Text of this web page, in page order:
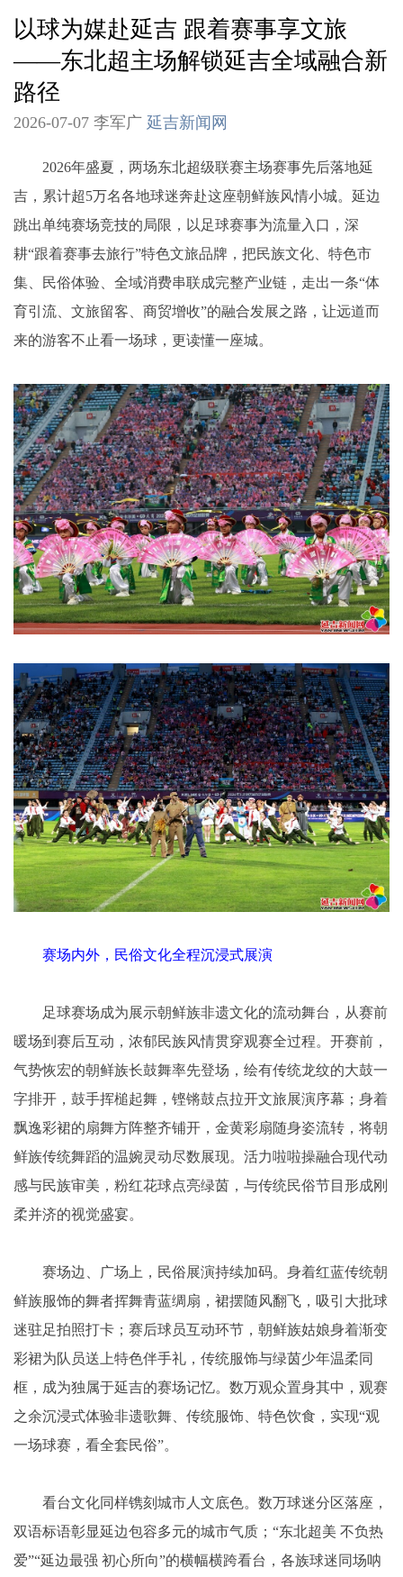
以球为媒赴延吉 跟着赛事享文旅
——东北超主场解锁延吉全域融合新
路径
2026-07-07 李军广 延吉新闻网
2026年盛夏，两场东北超级联赛主场赛事先后落地延
吉，累计超5万名各地球迷奔赴这座朝鲜族风情小城。延边
跳出单纯赛场竞技的局限，以足球赛事为流量入口，深
耕“跟着赛事去旅行”特色文旅品牌，把民族文化、特色市
集、民俗体验、全域消费串联成完整产业链，走出一条“体
育引流、文旅留客、商贸增收”的融合发展之路，让远道而
来的游客不止看一场球，更读懂一座城。
赛场内外，民俗文化全程沉浸式展演
足球赛场成为展示朝鲜族非遗文化的流动舞台，从赛前
暖场到赛后互动，浓郁民族风情贯穿观赛全过程。开赛前，
气势恢宏的朝鲜族长鼓舞率先登场，绘有传统龙纹的大鼓一
字排开，鼓手挥槌起舞，铿锵鼓点拉开文旅展演序幕；身着
飘逸彩裙的扇舞方阵整齐铺开，金黄彩扇随身姿流转，将朝
鲜族传统舞蹈的温婉灵动尽数展现。活力啦啦操融合现代动
感与民族审美，粉红花球点亮绿茵，与传统民俗节目形成刚
柔并济的视觉盛宴。
赛场边、广场上，民俗展演持续加码。身着红蓝传统朝
鲜族服饰的舞者挥舞青蓝绸扇，裙摆随风翻飞，吸引大批球
迷驻足拍照打卡；赛后球员互动环节，朝鲜族姑娘身着渐变
彩裙为队员送上特色伴手礼，传统服饰与绿茵少年温柔同
框，成为独属于延吉的赛场记忆。数万观众置身其中，观赛
之余沉浸式体验非遗歌舞、传统服饰、特色饮食，实现“观
一场球赛，看全套民俗”。
看台文化同样镌刻城市人文底色。数万球迷分区落座，
双语标语彰显延边包容多元的城市气质；“东北超美 不负热
爱”“延边最强 初心所向”的横幅横跨看台，各族球迷同场呐